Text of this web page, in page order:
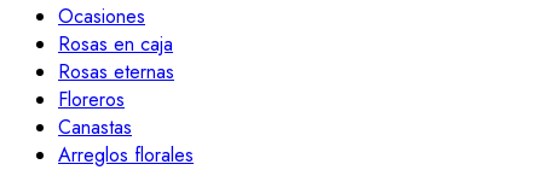
Ocasiones
Rosas en caja
Rosas eternas
Floreros
Canastas
Arreglos florales